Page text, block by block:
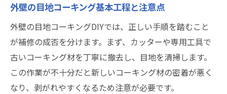
DIYで押さえたいプライマーの重要性とは
目地コーキング前のプライマーの役割解説
プライマーを塗らないリスクと失敗例紹介
目地コーキングの密着力を高めるコツ
プライマー選びで仕上がりに差が出る理由
外壁の目地コーキング基本工程と注意点
外壁の目地コーキングDIYでは、正しい手順を踏むこと
が補修の成否を分けます。まず、カッターや専用工具で
古いコーキング材を丁寧に撤去し、目地を清掃します。
この作業が不十分だと新しいコーキング材の密着が悪く
なり、剥がれやすくなるため注意が必要です。